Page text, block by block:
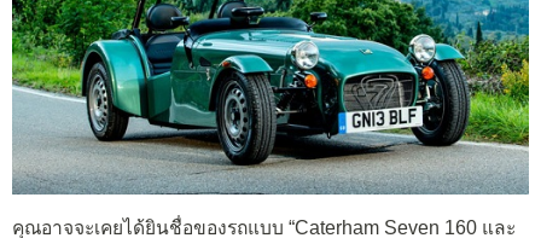
คุณอาจจะเคยได้ยินชื่อของรถแบบ “Caterham Seven 160 และ